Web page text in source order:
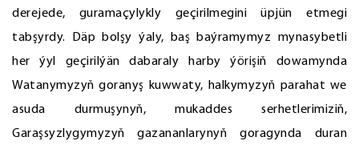
derejede, guramaçylykly geçirilmegini üpjün etmegi
tabşyrdy. Däp bolşy ýaly, baş baýramymyz mynasybetli
her ýyl geçirilýän dabaraly harby ýörişiň dowamynda
Watanymyzyň goranyş kuwwaty, halkymyzyň parahat we
asuda durmuşynyň, mukaddes serhetlerimiziň,
Garaşsyzlygymyzyň gazananlarynyň goragynda duran